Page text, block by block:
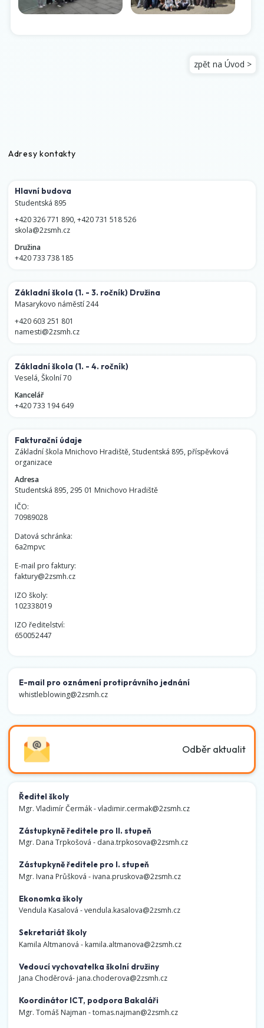
zpět na Úvod >
Adresy kontakty
Hlavní budova
Studentská 895
+420 326 771 890,+420 731 518 526
skola@2zsmh.cz
Družina
+420 733 738 185
Základní škola (1. - 3. ročník) Družina
Masarykovo náměstí 244
+420 603 251 801
namesti@2zsmh.cz
Základní škola (1. - 4. ročník)
Veselá, Školní 70
Kancelář
+420 733 194 649
Fakturační údaje
Základní škola Mnichovo Hradiště, Studentská 895, příspěvková
organizace
Adresa
Studentská 895, 295 01 Mnichovo Hradiště
IČO:
70989028
Datová schránka:
6a2mpvc
E-mail pro faktury:
faktury@2zsmh.cz
IZO školy:
102338019
IZO ředitelství:
650052447
E-mail pro oznámení protiprávního jednání
whistleblowing@2zsmh.cz
Odběr aktualit
Ředitel školy
Mgr. Vladimír Čermák -vladimir.cermak@2zsmh.cz
Zástupkyně ředitele pro II. stupeň
Mgr. Dana Trpkošová - dana.trpkosova@2zsmh.cz
Zástupkyně ředitele pro I. stupeň
Mgr. Ivana Průšková -ivana.pruskova@2zsmh.cz
Ekonomka školy
Vendula Kasalová -vendula.kasalova@2zsmh.cz
Sekretariát školy
Kamila Altmanová -kamila.altmanova@2zsmh.cz
Vedoucí vychovatelka školní družiny
Jana Choděrová-jana.choderova@2zsmh.cz
Koordinátor ICT, podpora Bakaláři
Mgr. Tomáš Najman -tomas.najman@2zsmh.cz